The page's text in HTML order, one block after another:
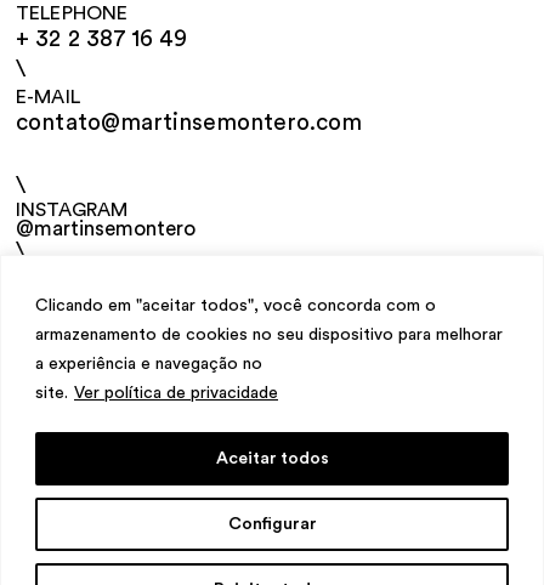
Clicando em "aceitar todos", você concorda com o
armazenamento de cookies no seu dispositivo para melhorar
a experiência e navegação no
site. Ver política de privacidade
Configurar
Aceitar todos
TELEPHONE
+ 32 2 387 16 49
\
E-MAIL
contato@martinsemontero.com
\
INSTAGRAM
@martinsemontero
\